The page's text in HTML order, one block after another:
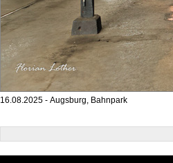
16.08.2025 - Augsburg, Bahnpark